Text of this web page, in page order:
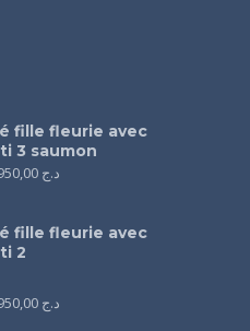
fille fleurie avec
3 saumon
د.ج
fille fleurie avec
2
د.ج